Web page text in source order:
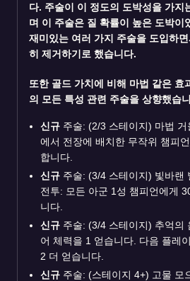
다. 주술이 이 정도의 도박성을 가지
며 이 주술은 질 확률이 높은 도박이
재미있는 여러 가지 주술을 도입하
히 제거하기로 했습니다.
또한 골드 가치에 비해 마법 같은 효
의 모든 특성 관련 주술을 상향했습
신규 주술: (2/3 스테이지) 마법
에서 전장에 배치한 무작위 챔피
합니다.
신규 주술: (3/4 스테이지) 빛바랜
전투: 모든 아군 1성 챔피언에게
니다.
신규 주술: (3/4 스테이지) 추억의
어 체력을 1 얻습니다. 다음 플레
2 더 얻습니다.
신규 주술: (스테이지 4+) 고물 모